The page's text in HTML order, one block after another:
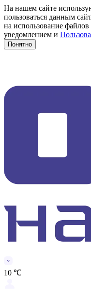
На нашем сайте
пользоваться данным
на использование
уведомлением и
Понятно
10 ℃